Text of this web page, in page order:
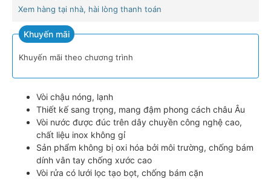
Xem hàng tại nhà, hài lòng thanh toán
Khuyến mãi
Khuyến mãi theo chương trình
Vòi chậu nóng, lạnh
Thiết kế sang trọng, mang đậm phong cách châu Âu
Vòi nước được đúc trên dây chuyền công nghệ cao,
chất liệu inox không gỉ
Sản phẩm không bị oxi hóa bởi môi trường, chống bám
dính vân tay chống xước cao
Vòi rửa có lưới lọc tạo bọt, chống bám cặn